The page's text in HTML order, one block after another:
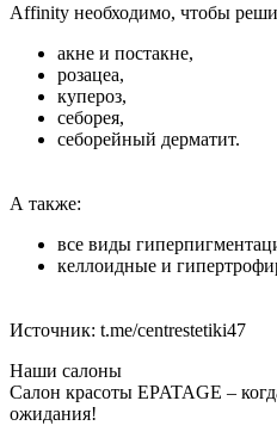
Affinity необходимо, чтобы
акне и постакне,
розацеа,
купероз,
себорея,
себорейный дерматит.
А также:
все виды
келлоидные и
Источник: t.me/centrestetiki47
Наши салоны
Салон красоты EPATAGE –
ожидания!